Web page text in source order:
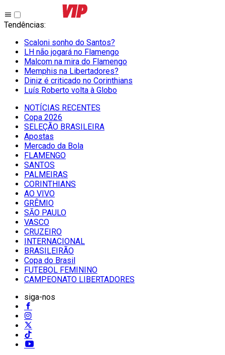
Tendências:
Scaloni sonho do Santos?
LH não jogará no Flamengo
Malcom na mira do Flamengo
Memphis na Libertadores?
Diniz é criticado no Corinthians
Luís Roberto volta à Globo
NOTÍCIAS RECENTES
Copa 2026
SELEÇÃO BRASILEIRA
Apostas
Mercado da Bola
FLAMENGO
SANTOS
PALMEIRAS
CORINTHIANS
AO VIVO
GRÊMIO
SĀO PAULO
VASCO
CRUZEIRO
INTERNACIONAL
BRASILEIRÃO
Copa do Brasil
FUTEBOL FEMININO
CAMPEONATO LIBERTADORES
siga-nos